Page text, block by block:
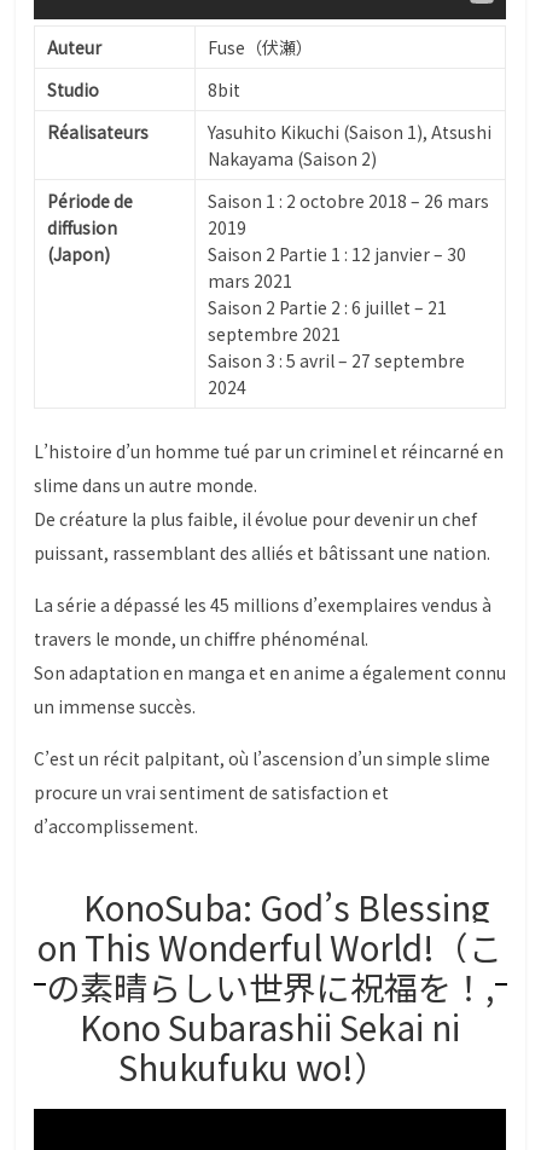
Auteur
Fuse（伏瀬）
Studio
8bit
Réalisateurs
Yasuhito Kikuchi (Saison 1), Atsushi
Nakayama (Saison 2)
Période de
diffusion
(Japon)
Saison 1 : 2 octobre 2018 – 26 mars
2019
Saison 2 Partie 1 : 12 janvier – 30
mars 2021
Saison 2 Partie 2 : 6 juillet – 21
septembre 2021
Saison 3 : 5 avril – 27 septembre
2024
L’histoire d’un homme tué par un criminel et réincarné en
slime dans un autre monde.
De créature la plus faible, il évolue pour devenir un chef
puissant, rassemblant des alliés et bâtissant une nation.
La série a dépassé les 45 millions d’exemplaires vendus à
travers le monde, un chiffre phénoménal.
Son adaptation en manga et en anime a également connu
un immense succès.
C’est un récit palpitant, où l’ascension d’un simple slime
procure un vrai sentiment de satisfaction et
d’accomplissement.
KonoSuba: God’s Blessing
on This Wonderful World!（こ
の素晴らしい世界に祝福を！,
Kono Subarashii Sekai ni
Shukufuku wo!）